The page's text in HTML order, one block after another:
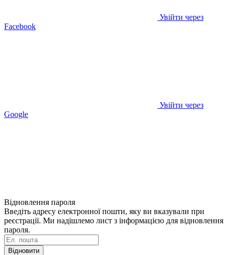
Увійти через
Facebook
Увійти через
Google
Відновлення пароля
Введіть адресу електронної пошти, яку ви вказували при
реєстрації. Ми надішлемо лист з інформацією для відновлення
пароля.
Відновити